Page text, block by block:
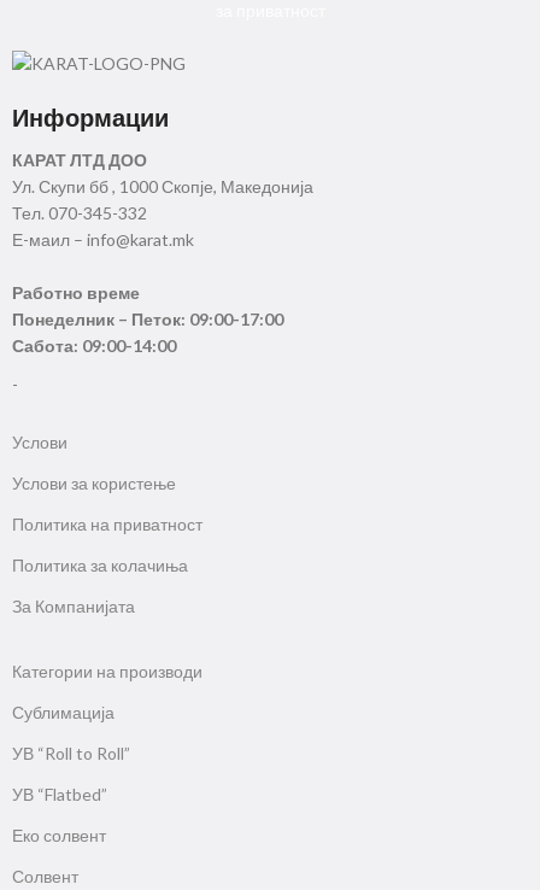
Информации
КАРАТ ЛТД ДОО
Ул. Скупи бб , 1000 Скопје, Македонија
Тел. 070-345-332
Е-маил – info@karat.mk
Работно време
Понеделник – Петок: 09:00-17:00
Сабота: 09:00-14:00
-
Услови
Услови за користење
Политика на приватност
Политика за колачиња
За Компанијата
Категории на производи
Сублимација
УВ “Roll to Roll”
УВ “Flatbed”
Еко солвент
Солвент